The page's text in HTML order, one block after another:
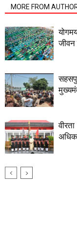
MORE FROM